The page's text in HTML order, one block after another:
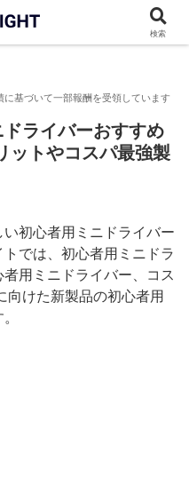
2024年】初心者用ミニドライバー
ドライバーおすすめ
ットやコスパ最強製
初心者用ミニドライバー
では、初心者用ミニドラ
用ミニドライバー、コス
向けた新製品の初心者用
検索